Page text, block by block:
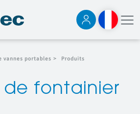
vannes portables > Produits
de fontainier